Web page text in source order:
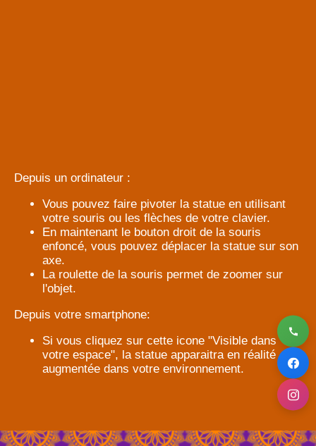
Depuis un ordinateur :
Vous pouvez faire pivoter la statue en utilisant
votre souris ou les flèches de votre clavier.
En maintenant le bouton droit de la souris
enfoncé, vous pouvez déplacer la statue sur son
axe.
La roulette de la souris permet de zoomer sur
l'objet.
Depuis votre smartphone:
Si vous cliquez sur cette icone "Visible dans
votre espace", la statue apparaitra en réalité
augmentée dans votre environnement.